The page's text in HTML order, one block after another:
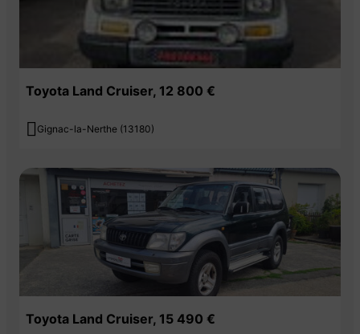
Toyota Land Cruiser, 12 800 €
 Gignac-la-Nerthe (13180)
Toyota Land Cruiser, 15 490 €